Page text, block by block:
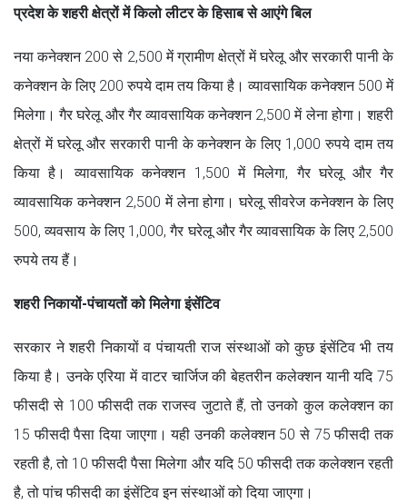
प्रदेश के शहरी क्षेत्रों में किलो लीटर के हिसाब से आएंगे बिल
नया कनेक्शन 200 से 2,500 में ग्रामीण क्षेत्रों में घरेलू और सरकारी पानी के
कनेक्शन के लिए 200 रुपये दाम तय किया है। व्यावसायिक कनेक्शन 500 में
मिलेगा। गैर घरेलू और गैर व्यावसायिक कनेक्शन 2,500 में लेना होगा। शहरी
क्षेत्रों में घरेलू और सरकारी पानी के कनेक्शन के लिए 1,000 रुपये दाम तय
किया है। व्यावसायिक कनेक्शन 1,500 में मिलेगा, गैर घरेलू और गैर
व्यावसायिक कनेक्शन 2,500 में लेना होगा। घरेलू सीवरेज कनेक्शन के लिए
500, व्यवसाय के लिए 1,000, गैर घरेलू और गैर व्यावसायिक के लिए 2,500
रुपये तय हैं।
शहरी निकायों-पंचायतों को मिलेगा इंसेंटिव
सरकार ने शहरी निकायों व पंचायती राज संस्थाओं को कुछ इंसेंटिव भी तय
किया है। उनके एरिया में वाटर चार्जिज की बेहतरीन कलेक्शन यानी यदि 75
फीसदी से 100 फीसदी तक राजस्व जुटाते हैं, तो उनको कुल कलेक्शन का
15 फीसदी पैसा दिया जाएगा। यही उनकी कलेक्शन 50 से 75 फीसदी तक
रहती है, तो 10 फीसदी पैसा मिलेगा और यदि 50 फीसदी तक कलेक्शन रहती
है, तो पांच फीसदी का इंसेंटिव इन संस्थाओं को दिया जाएगा।